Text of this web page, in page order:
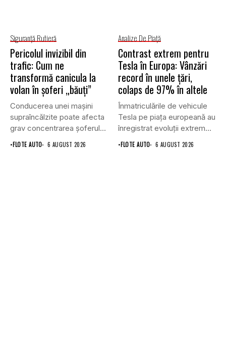
Siguranţă Rutieră
Pericolul invizibil din
trafic: Cum ne
transformă canicula la
volan în șoferi „băuți”
Conducerea unei mașini
supraîncălzite poate afecta
grav concentrarea șoferului
și poate crește...
•FLOTE AUTO 6 AUGUST 2026
Analize De Piață
Contrast extrem pentru
Tesla în Europa: Vânzări
record în unele țări,
colaps de 97% în altele
Înmatriculările de vehicule
Tesla pe piața europeană au
înregistrat evoluții extrem
de...
•FLOTE AUTO 6 AUGUST 2026